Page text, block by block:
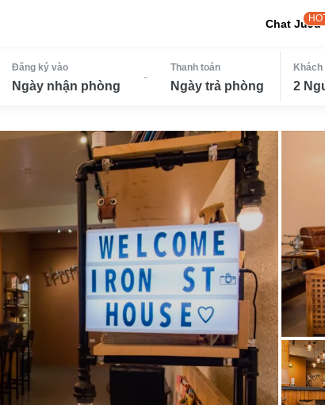
Chat JuJu
Đăng ký vào
Ngày nhận phòng
-
Thanh toán
Ngày trả phòng
Khách
2